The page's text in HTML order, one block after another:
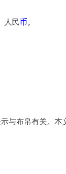
人民币。
与布帛有关。本